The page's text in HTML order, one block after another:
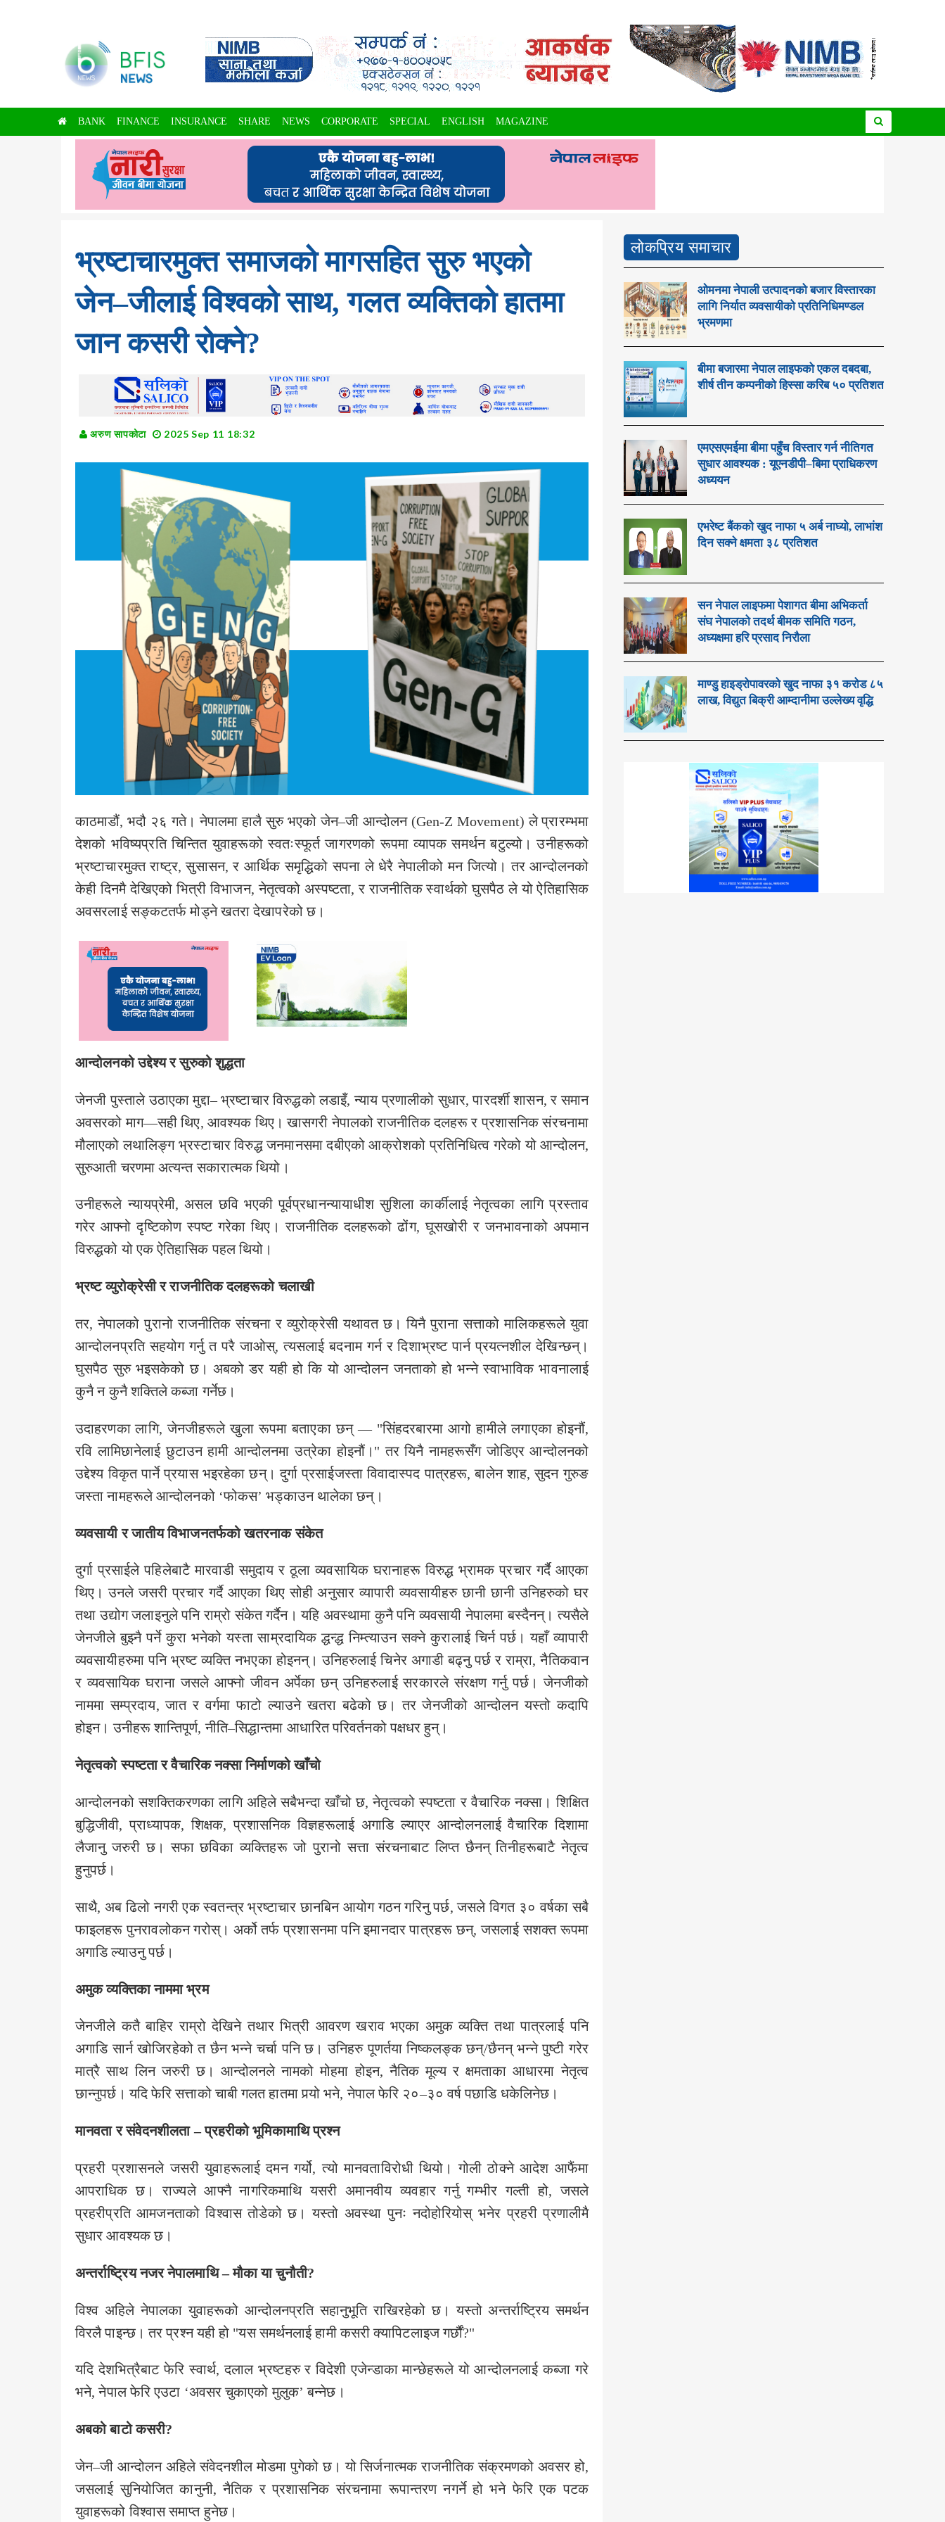
BANK FINANCE INSURANCE SHARE NEWS CORPORATE SPECIAL ENGLISH MAGAZINE
भ्रष्टाचारमुक्त समाजको मागसहित सुरु भएको
जेन–जीलाई विश्वको साथ, गलत व्यक्तिको हातमा
जान कसरी रोक्ने?
अरुण सापकोटा 2025 Sep 11 18:32
काठमाडौं, भदौ २६ गते। नेपालमा हालै सुरु भएको जेन–जी आन्दोलन (Gen-Z Movement) ले प्रारम्भमा
देशको भविष्यप्रति चिन्तित युवाहरूको स्वतःस्फूर्त जागरणको रूपमा व्यापक समर्थन बटुल्यो। उनीहरूको
भ्रष्टाचारमुक्त राष्ट्र, सुसासन, र आर्थिक समृद्धिको सपना ले धेरै नेपालीको मन जित्यो। तर आन्दोलनको
केही दिनमै देखिएको भित्री विभाजन, नेतृत्वको अस्पष्टता, र राजनीतिक स्वार्थको घुसपैठ ले यो ऐतिहासिक
अवसरलाई सङ्कटतर्फ मोड्ने खतरा देखापरेको छ।
आन्दोलनको उद्देश्य र सुरुको शुद्धता
जेनजी पुस्ताले उठाएका मुद्दा– भ्रष्टाचार विरुद्धको लडाइँ, न्याय प्रणालीको सुधार, पारदर्शी शासन, र समान
अवसरको माग—सही थिए, आवश्यक थिए। खासगरी नेपालको राजनीतिक दलहरू र प्रशासनिक संरचनामा
मौलाएको लथालिङ्ग भ्रस्टाचार विरुद्ध जनमानसमा दबीएको आक्रोशको प्रतिनिधित्व गरेको यो आन्दोलन,
सुरुआती चरणमा अत्यन्त सकारात्मक थियो।
उनीहरूले न्यायप्रेमी, असल छवि भएकी पूर्वप्रधानन्यायाधीश सुशिला कार्कीलाई नेतृत्वका लागि प्रस्ताव
गरेर आफ्नो दृष्टिकोण स्पष्ट गरेका थिए। राजनीतिक दलहरूको ढोंग, घूसखोरी र जनभावनाको अपमान
विरुद्धको यो एक ऐतिहासिक पहल थियो।
भ्रष्ट व्युरोक्रेसी र राजनीतिक दलहरूको चलाखी
तर, नेपालको पुरानो राजनीतिक संरचना र व्युरोक्रेसी यथावत छ। यिनै पुराना सत्ताको मालिकहरूले युवा
आन्दोलनप्रति सहयोग गर्नु त परै जाओस्, त्यसलाई बदनाम गर्न र दिशाभ्रष्ट पार्न प्रयत्नशील देखिन्छन्।
घुसपैठ सुरु भइसकेको छ। अबको डर यही हो कि यो आन्दोलन जनताको हो भन्ने स्वाभाविक भावनालाई
कुनै न कुनै शक्तिले कब्जा गर्नेछ।
उदाहरणका लागि, जेनजीहरूले खुला रूपमा बताएका छन् — "सिंहदरबारमा आगो हामीले लगाएका होइनौं,
रवि लामिछानेलाई छुटाउन हामी आन्दोलनमा उत्रेका होइनौं।" तर यिनै नामहरूसँग जोडिएर आन्दोलनको
उद्देश्य विकृत पार्ने प्रयास भइरहेका छन्। दुर्गा प्रसाईजस्ता विवादास्पद पात्रहरू, बालेन शाह, सुदन गुरुङ
जस्ता नामहरूले आन्दोलनको ‘फोकस’ भड्काउन थालेका छन्।
व्यवसायी र जातीय विभाजनतर्फको खतरनाक संकेत
दुर्गा प्रसाईले पहिलेबाटै मारवाडी समुदाय र ठूला व्यवसायिक घरानाहरू विरुद्ध भ्रामक प्रचार गर्दै आएका
थिए। उनले जसरी प्रचार गर्दै आएका थिए सोही अनुसार व्यापारी व्यवसायीहरु छानी छानी उनिहरुको घर
तथा उद्योग जलाइनुले पनि राम्रो संकेत गर्दैन। यहि अवस्थामा कुनै पनि व्यवसायी नेपालमा बस्दैनन्। त्यसैले
जेनजीले बुझ्नै पर्ने कुरा भनेको यस्ता साम्रदायिक द्धन्द्ध निम्त्याउन सक्ने कुरालाई चिर्न पर्छ। यहाँ व्यापारी
व्यवसायीहरुमा पनि भ्रष्ट व्यक्ति नभएका होइनन्। उनिहरुलाई चिनेर अगाडी बढ्नु पर्छ र राम्रा, नैतिकवान
र व्यवसायिक घराना जसले आफ्नो जीवन अर्पेका छन् उनिहरुलाई सरकारले संरक्षण गर्नु पर्छ। जेनजीको
नाममा सम्प्रदाय, जात र वर्गमा फाटो ल्याउने खतरा बढेको छ। तर जेनजीको आन्दोलन यस्तो कदापि
होइन। उनीहरू शान्तिपूर्ण, नीति–सिद्धान्तमा आधारित परिवर्तनको पक्षधर हुन्।
नेतृत्वको स्पष्टता र वैचारिक नक्सा निर्माणको खाँचो
आन्दोलनको सशक्तिकरणका लागि अहिले सबैभन्दा खाँचो छ, नेतृत्वको स्पष्टता र वैचारिक नक्सा। शिक्षित
बुद्धिजीवी, प्राध्यापक, शिक्षक, प्रशासनिक विज्ञहरूलाई अगाडि ल्याएर आन्दोलनलाई वैचारिक दिशामा
लैजानु जरुरी छ। सफा छविका व्यक्तिहरू जो पुरानो सत्ता संरचनाबाट लिप्त छैनन् तिनीहरूबाटै नेतृत्व
हुनुपर्छ।
साथै, अब ढिलो नगरी एक स्वतन्त्र भ्रष्टाचार छानबिन आयोग गठन गरिनु पर्छ, जसले विगत ३० वर्षका सबै
फाइलहरू पुनरावलोकन गरोस्। अर्को तर्फ प्रशासनमा पनि इमानदार पात्रहरू छन्, जसलाई सशक्त रूपमा
अगाडि ल्याउनु पर्छ।
अमुक व्यक्तिकानाममा भ्रम
जेनजीले कतै बाहिर राम्रो देखिने तथार भित्री आवरण खराव भएका अमुक व्यक्ति तथा पात्रलाई पनि
अगाडि सार्न खोजिरहेको त छैन भन्ने चर्चा पनि छ। उनिहरु पूणर्तया निष्कलङ्क छन्/छैनन् भन्ने पुष्टी गरेर
मात्रै साथ लिन जरुरी छ। आन्दोलनले नामको मोहमा होइन, नैतिक मूल्य र क्षमताका आधारमा नेतृत्व
छान्नुपर्छ। यदि फेरि सत्ताको चाबी गलत हातमा पर्‍यो भने, नेपाल फेरि २०–३० वर्ष पछाडि धकेलिनेछ।
मानवता र संवेदनशीलता – प्रहरीको भूमिकामाथि प्रश्न
प्रहरी प्रशासनले जसरी युवाहरूलाई दमन गर्यो, त्यो मानवताविरोधी थियो। गोली ठोक्ने आदेश आफैंमा
आपराधिक छ। राज्यले आफ्नै नागरिकमाथि यसरी अमानवीय व्यवहार गर्नु गम्भीर गल्ती हो, जसले
प्रहरीप्रति आमजनताको विश्वास तोडेको छ। यस्तो अवस्था पुनः नदोहोरियोस् भनेर प्रहरी प्रणालीमै
सुधार आवश्यक छ।
अन्तर्राष्ट्रिय नजर नेपालमाथि – मौका या चुनौती?
विश्व अहिले नेपालका युवाहरूको आन्दोलनप्रति सहानुभूति राखिरहेको छ। यस्तो अन्तर्राष्ट्रिय समर्थन
विरलै पाइन्छ। तर प्रश्न यही हो "यस समर्थनलाई हामी कसरी क्यापिटलाइज गर्छौं?"
यदि देशभित्रैबाट फेरि स्वार्थ, दलाल भ्रष्टहरु र विदेशी एजेन्डाका मान्छेहरूले यो आन्दोलनलाई कब्जा गरे
भने, नेपाल फेरि एउटा ‘अवसर चुकाएको मुलुक’ बन्नेछ।
अबको बाटो कसरी?
जेन–जी आन्दोलन अहिले संवेदनशील मोडमा पुगेको छ। यो सिर्जनात्मक राजनीतिक संक्रमणको अवसर हो,
जसलाई सुनियोजित कानुनी, नैतिक र प्रशासनिक संरचनामा रूपान्तरण नगर्ने हो भने फेरि एक पटक
युवाहरूको विश्वास समाप्त हुनेछ।
लोकप्रिय समाचार
ओमनमा नेपाली उत्पादनको बजार विस्तारका
लागि निर्यात व्यवसायीको प्रतिनिधिमण्डल
भ्रमणमा
बीमा बजारमा नेपाल लाइफको एकल दबदबा,
शीर्ष तीन कम्पनीको हिस्सा करिब ५० प्रतिशत
एमएसएमईमा बीमा पहुँच विस्तार गर्न नीतिगत
सुधार आवश्यक : यूएनडीपी–बिमा प्राधिकरण
अध्ययन
एभरेष्ट बैंकको खुद नाफा ५ अर्ब नाघ्यो, लाभांश
दिन सक्ने क्षमता ३८ प्रतिशत
सन नेपाल लाइफमा पेशागत बीमा अभिकर्ता
संघ नेपालको तदर्थ बीमक समिति गठन,
अध्यक्षमा हरि प्रसाद निरौला
माण्डु हाइड्रोपावरको खुद नाफा ३१ करोड ८५
लाख, विद्युत बिक्री आम्दानीमा उल्लेख्य वृद्धि